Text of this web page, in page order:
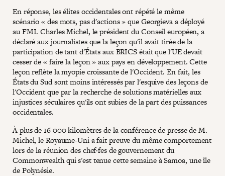
En réponse, les élites occidentales ont répété le même
scénario « des mots, pas d'actions » que Georgieva a déployé
au FMI. Charles Michel, le président du Conseil européen, a
déclaré aux journalistes que la leçon qu'il avait tirée de la
participation de tant d'États aux BRICS était que l'UE devait
cesser de « faire la leçon » aux pays en développement. Cette
leçon reflète la myopie croissante de l'Occident. En fait, les
États du Sud sont moins intéressés par l'esquive des leçons de
l'Occident que par la recherche de solutions matérielles aux
injustices séculaires qu'ils ont subies de la part des puissances
occidentales.
À plus de 16 000 kilomètres de la conférence de presse de M.
Michel, le Royaume-Uni a fait preuve du même comportement
lors de la réunion des chef·fes de gouvernement du
Commonwealth qui s'est tenue cette semaine à Samoa, une île
de Polynésie.